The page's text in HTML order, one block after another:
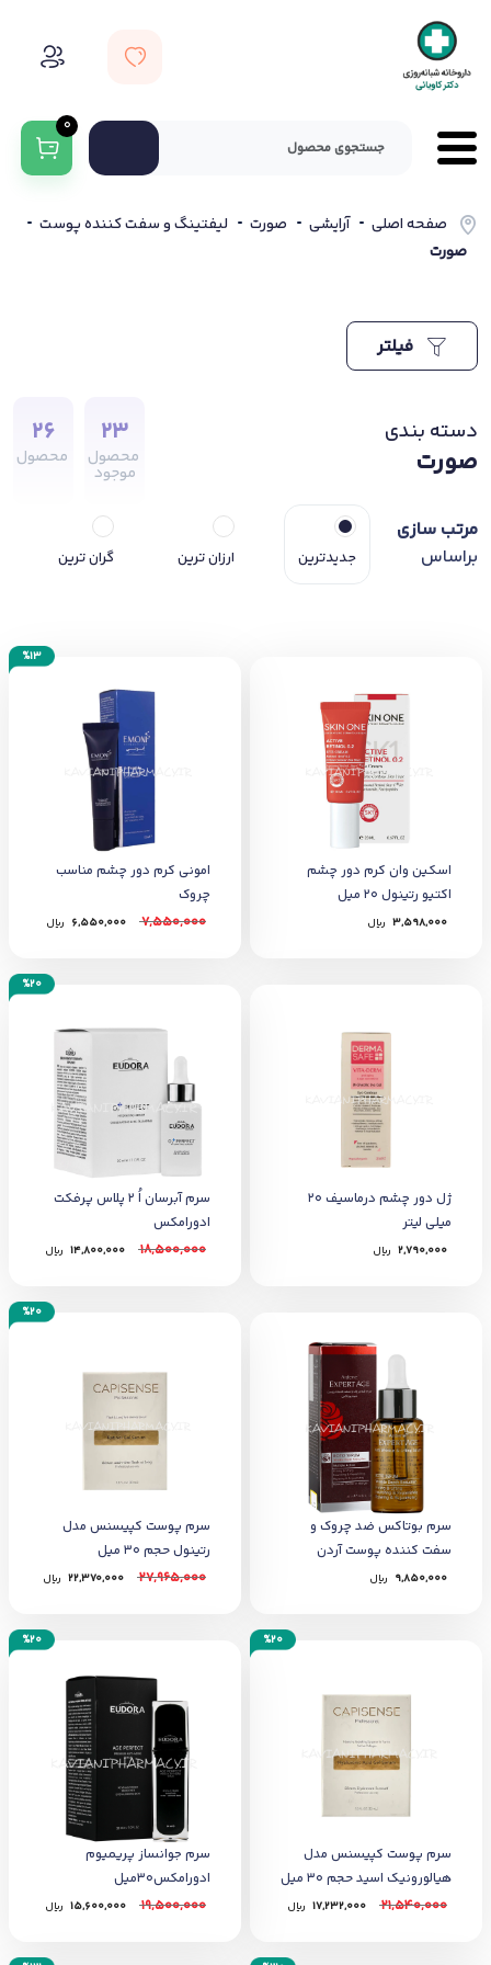
0
صفحه اصلی آرایشی صورت
لیفتینگ و سفت کننده پوست
صورت
دسته بندی
صورت
23
محصول
موجود
26
محصول
مرتب سازی
براساس
جدیدترین ارزان ترین گران ترین
اسکین وان کرم دور چشم
اکتیو رتینول 20 میل
3,598,000 ﷼
%13
امونی کرم دور چشم مناسب
چروک
7,550,000
6,550,000 ﷼
ژل دور چشم درماسیف ۲۰
میلی لیتر
2,790,000 ﷼
%20
سرم آبرسان اُ 2 پلاس پرفکت
ادورامکس
18,500,000
14,800,000 ﷼
سرم بوتاکس ضد چروک و
سفت کننده پوست آردن
اکسپرتیج
9,850,000 ﷼
%20
سرم پوست کپیسنس مدل
رتینول حجم 30 میل
27,965,000
22,370,000 ﷼
%20
سرم پوست کپیسنس مدل
هیالورونیک اسید حجم 30 میل
21,540,000
17,232,000 ﷼
%20
سرم جوانساز پریمیوم
ادورامکس30میل
19,500,000
15,600,000 ﷼